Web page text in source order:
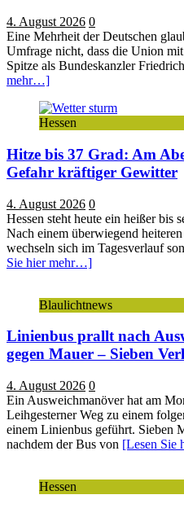
4. August 2026 0
Eine Mehrheit der Deutschen
Umfrage nicht, dass die Union
Spitze als Bundeskanzler
mehr…]
Hessen
Hitze bis 37 Grad: Am
Gefahr kräftiger Gewitter
4. August 2026 0
Hessen steht heute ein heißer bis
Nach einem überwiegend
wechseln sich im Tagesverlauf
Sie hier mehr…]
Blaulichtnews
Linienbus prallt nach
gegen Mauer – Sieben
4. August 2026 0
Ein Ausweichmanöver hat am
Leihgesterner Weg zu einem
einem Linienbus geführt. Sieben
nachdem der Bus von [Lesen
Hessen